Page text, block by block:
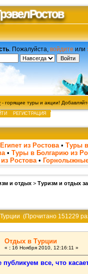
. Пожалуйста, войдите или
- горящие туры и акции!
РЕГИСТРАЦИЯ
из Ростова • Туры
• Туры в Болгарию из
Ростова •
и отдых > Туризм и отдых
(Прочитано 151229
Отдых в Турции
« : 16 Ноября 2010, 12:16:11 »
публикуем все, что